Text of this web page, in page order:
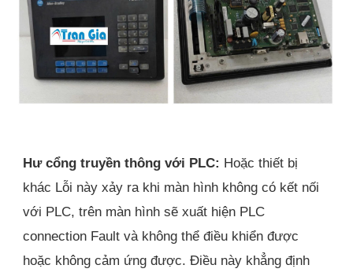
Hư cổng truyền thông với PLC: Hoặc thiết bị
khác Lỗi này xảy ra khi màn hình không có kết nối
với PLC, trên màn hình sẽ xuất hiện PLC
connection Fault và không thể điều khiển được
hoặc không cảm ứng được. Điều này khẳng định